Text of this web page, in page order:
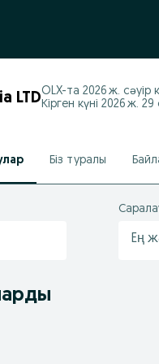
LTDOLX-та 2026 ж. сәуір
Кірген күні 2026 ж. 29
Біз туралы
Ең